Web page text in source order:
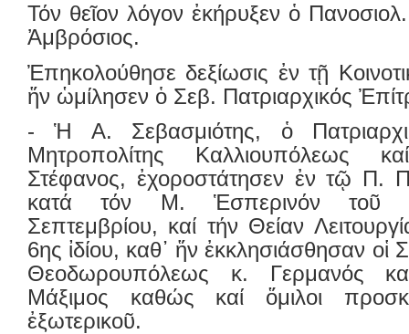
Τόν θεῖον λόγον ἐκήρυξεν ὁ
Ἀμβρόσιος.
Ἐπηκολούθησε δεξίωσις ἐν τῇ
ἥν ὡμίλησεν ὁ Σεβ. Πατριαρχικός
- Ἡ Α. Σεβασμιότης, ὁ
Μητροπολίτης Καλλιουπόλεως
Στέφανος, ἐχοροστάτησεν ἐν τῷ Π.
κατά τόν Μ. Ἑσπερινόν τοῦ
Σεπτεμβρίου, καί τήν Θείαν
6ης ἰδίου, καθ᾿ ἥν ἐκκλησιάσθησαν οἱ
Θεοδωρουπόλεως κ. Γερμανός
Μάξιμος καθώς καί ὅμιλοι
ἐξωτερικοῦ.